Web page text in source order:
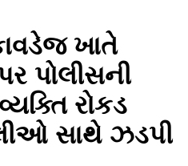
ખાતે
પોલીસની
રોકડ
સાથે ઝડપી